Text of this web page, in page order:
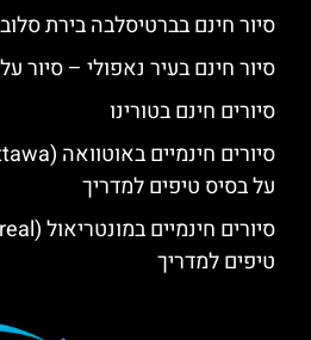
סיור חינם בברטיסלבה בירת
סיור חינם בעיר נאפולי – סיור
סיורים חינם בטורינו
על בסיס טיפים למדריך
טיפים למדריך